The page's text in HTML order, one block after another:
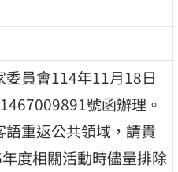
委員會114年11月18日
號函辦理。
語重返公共領域，請貴
度相關活動時儘量排除